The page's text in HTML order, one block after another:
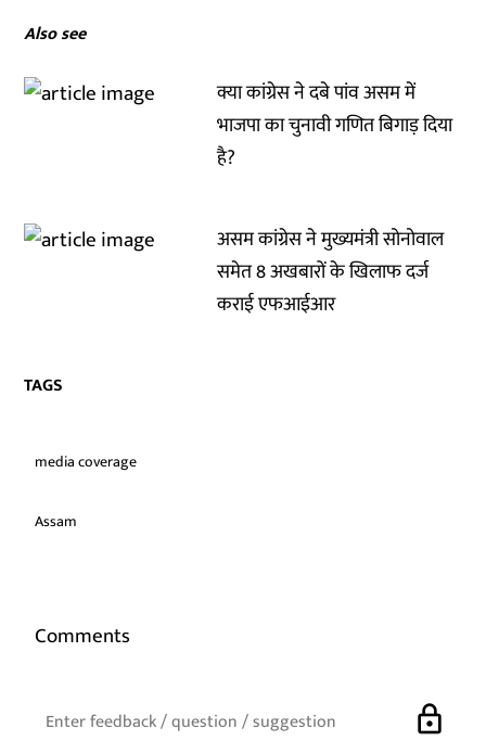
Also see
क्या कांग्रेस ने दबे पांव असम में
भाजपा का चुनावी गणित बिगाड़ दिया
है?
असम कांग्रेस ने मुख्यमंत्री सोनोवाल
समेत 8 अखबारों के खिलाफ दर्ज
कराई एफआईआर
TAGS
media coverage
Assam
Comments
lock